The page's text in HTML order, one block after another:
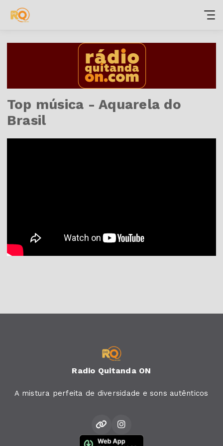
Top música - Aquarela do
Brasil
Radio Quitanda ON
A mistura perfeita de diversidade e sons autênticos